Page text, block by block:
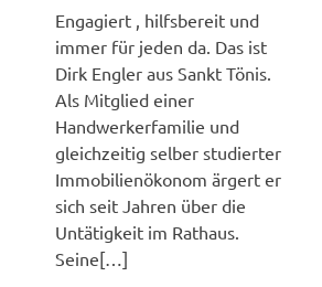
Engagiert , hilfsbereit und
immer für jeden da. Das ist
Dirk Engler aus Sankt Tönis.
Als Mitglied einer
Handwerkerfamilie und
gleichzeitig selber studierter
Immobilienökonom ärgert er
sich seit Jahren über die
Untätigkeit im Rathaus.
Seine[…]